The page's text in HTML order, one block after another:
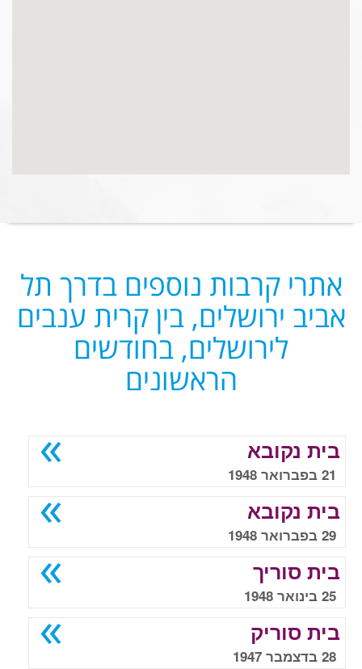
אתרי קרבות נוספים בדרך תל
אביב ירושלים, בין קרית ענבים
לירושלים, בחודשים
הראשונים
בית נקובא
21 בפברואר 1948
בית נקובא
29 בפברואר 1948
בית סוריך
25 בינואר 1948
בית סוריק
28 בדצמבר 1947